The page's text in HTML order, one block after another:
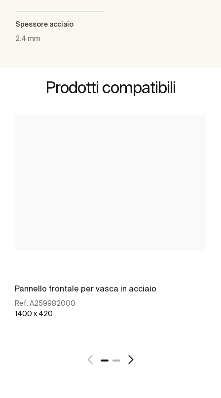
Spessore acciaio
2.4 mm
Prodotti compatibili
Pannello frontale per vasca in acciaio
Ref: A259982000
1400 x 420